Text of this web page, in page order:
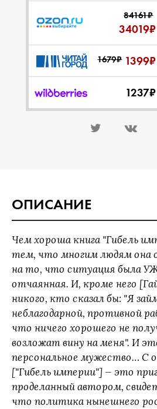
84161₽
34019₽
1679₽ 1399₽
1237₽
ОПИСАНИЕ
Чем хороша книга "Гибель
тем, что многим людям она
на то, что ситуация была
отчаянная. И, кроме него
никого, кто сказал бы: "Я
неблагодарной, противной
что ничего хорошего не
возложат вину на меня". И
персональное мужество… С
["Гибель империи"] — это
проделанный автором,
что политика нынешнего